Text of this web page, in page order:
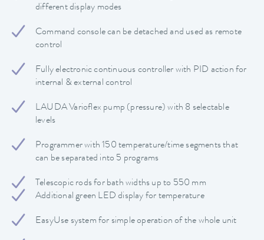
different display modes
Command console can be detached and used as remote
control
Fully electronic continuous controller with PID action for
internal & external control
LAUDA Varioflex pump (pressure) with 8 selectable
levels
Programmer with 150 temperature/time segments that
can be separated into 5 programs
Telescopic rods for bath widths up to 550 mm
Additional green LED display for temperature
EasyUse system for simple operation of the whole unit